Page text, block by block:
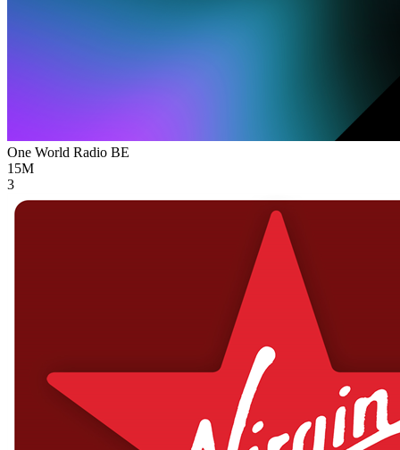
One World Radio BE
15M
3